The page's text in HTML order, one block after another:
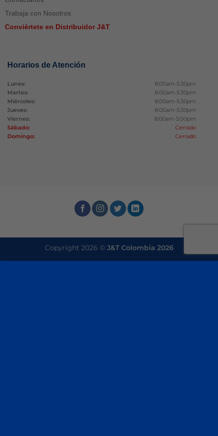
Trabaja con Nosotros
Conviértete en Distribuidor J&T
Horarios de Atención
Lunes:
8:00am-5:30pm
Martes:
8:00am-5:30pm
Miércoles:
8:00am-5:30pm
Jueves:
8:00am-5:30pm
Viernes:
8:00am-5:00pm
Sábado:
Cerrado
Domingo:
Cerrado
Copyright 2026 © J&T Colombia 2026